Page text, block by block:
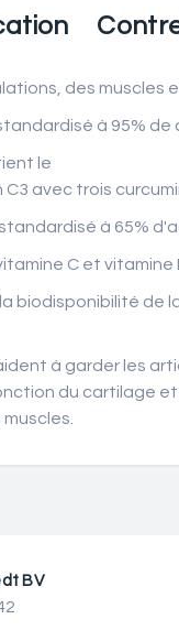
des muscles
à 95% de
le
avec trois
à 65%
C et vitamine
biodisponibilité de
à garder les
du cartilage
BV